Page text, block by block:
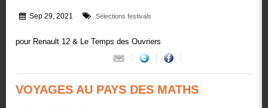
Sep 29, 2021 Sélections festivals
pour Renault 12 & Le Temps des Ouvriers
VOYAGES AU PAYS DES MATHS